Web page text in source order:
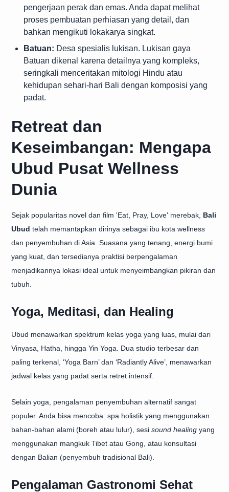
pengerjaan perak dan emas. Anda dapat melihat
proses pembuatan perhiasan yang detail, dan
bahkan mengikuti lokakarya singkat.
Batuan: Desa spesialis lukisan. Lukisan gaya
Batuan dikenal karena detailnya yang kompleks,
seringkali menceritakan mitologi Hindu atau
kehidupan sehari-hari Bali dengan komposisi yang
padat.
Retreat dan
Keseimbangan: Mengapa
Ubud Pusat Wellness
Dunia
Sejak popularitas novel dan film 'Eat, Pray, Love' merebak, Bali
Ubud telah memantapkan dirinya sebagai ibu kota wellness
dan penyembuhan di Asia. Suasana yang tenang, energi bumi
yang kuat, dan tersedianya praktisi berpengalaman
menjadikannya lokasi ideal untuk menyeimbangkan pikiran dan
tubuh.
Yoga, Meditasi, dan Healing
Ubud menawarkan spektrum kelas yoga yang luas, mulai dari
Vinyasa, Hatha, hingga Yin Yoga. Dua studio terbesar dan
paling terkenal, ‘Yoga Barn’ dan ‘Radiantly Alive’, menawarkan
jadwal kelas yang padat serta retret intensif.
Selain yoga, pengalaman penyembuhan alternatif sangat
populer. Anda bisa mencoba: spa holistik yang menggunakan
bahan-bahan alami (boreh atau lulur), sesi sound healing yang
menggunakan mangkuk Tibet atau Gong, atau konsultasi
dengan Balian (penyembuh tradisional Bali).
Pengalaman Gastronomi Sehat